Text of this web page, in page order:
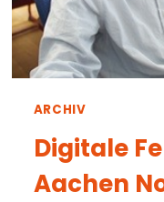
ARCHIV
Digitale
Aachen